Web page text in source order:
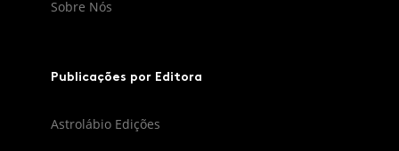
Sobre Nós
Publicações por Editora
Astrolábio Edições